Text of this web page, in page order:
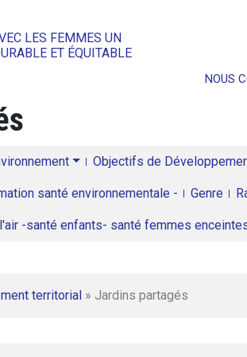
LES FEMMES UN
ET ÉQUITABLE
NOUS
Objectifs de
santé environnementale - Genre
-santé enfants- santé femmes
territorial » Jardins partagés